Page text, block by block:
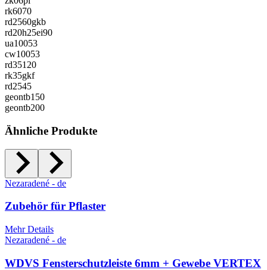
rk6070
rd2560gkb
rd20h25ei90
ua10053
cw10053
rd35120
rk35gkf
rd2545
geontb150
geontb200
Ähnliche Produkte
Nezaradené - de
Zubehör für Pflaster
Mehr Details
Nezaradené - de
WDVS Fensterschutzleiste 6mm + Gewebe VERTEX